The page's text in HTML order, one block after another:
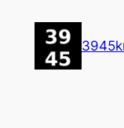
contenu